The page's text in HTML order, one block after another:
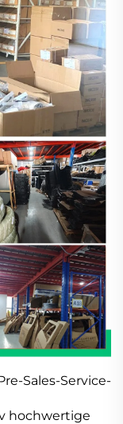
Sales-Service-
hochwertige